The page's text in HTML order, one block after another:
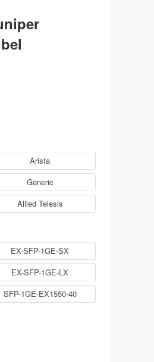
Arista
Generic
Allied Telesis
EX-SFP-1GE-SX
EX-SFP-1GE-LX
SFP-1GE-EX1550-40